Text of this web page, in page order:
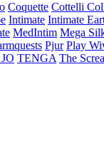
Coquette Cottelli
Intimate Intimate
MedIntim Mega
Pjur Play
TENGA The